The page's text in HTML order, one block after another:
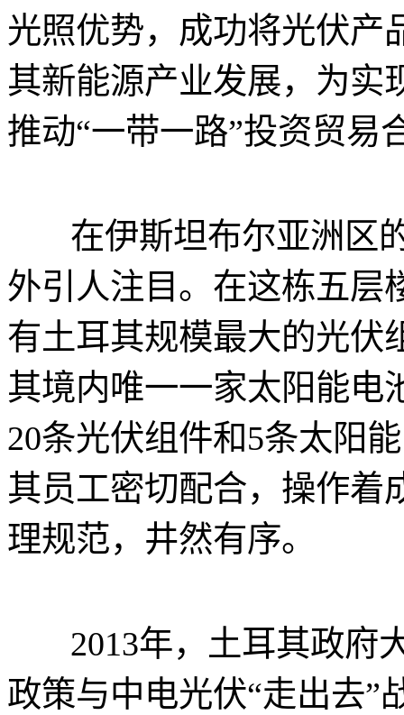
光照优势，成功将光伏产
其新能源产业发展，为实
推动“一带一路”投资贸易
在伊斯坦布尔亚洲区的
外引人注目。在这栋五层
有土耳其规模最大的光伏
其境内唯一一家太阳能电
20条光伏组件和5条太阳
其员工密切配合，操作着
理规范，井然有序。
2013年，土耳其政府
政策与中电光伏“走出去”